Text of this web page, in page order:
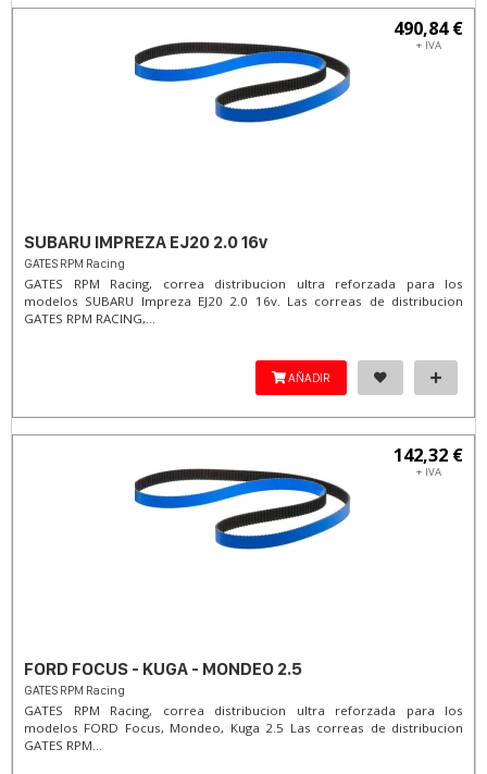
490,84 €
+ IVA
SUBARU IMPREZA EJ20 2.0 16v
GATES RPM Racing
GATES RPM Racing, correa distribucion ultra reforzada para los
modelos SUBARU Impreza EJ20 2.0 16v. Las correas de distribucion
GATES RPM RACING,...
AÑADIR
142,32 €
+ IVA
FORD FOCUS - KUGA - MONDEO 2.5
GATES RPM Racing
GATES RPM Racing, correa distribucion ultra reforzada para los
modelos FORD Focus, Mondeo, Kuga 2.5 Las correas de distribucion
GATES RPM...